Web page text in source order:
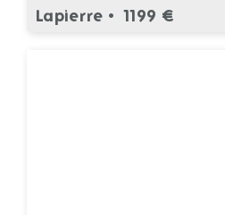
Lapierre • 1199 €